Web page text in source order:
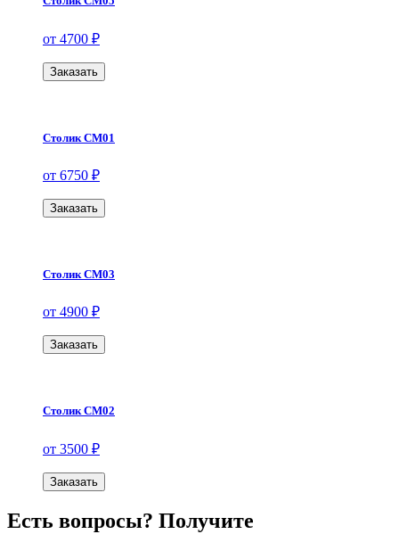
от 4700 ₽
Заказать
Столик СМ01
от 6750 ₽
Заказать
Столик СМ03
от 4900 ₽
Заказать
Столик СМ02
от 3500 ₽
Заказать
Есть вопросы? Получите